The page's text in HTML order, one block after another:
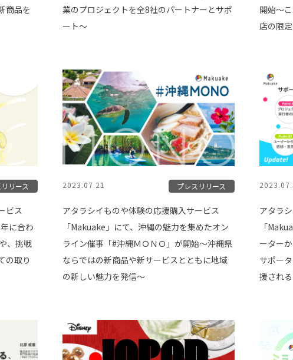
商品を
業のプロジェクトを全8社のパートナーとサポ
ート〜
開始〜
店の限
リース
ビス
に合わ
、挑戦
の取り
2023.07.21 プレスリリース
アタラシイものや体験の応援購入サービス
「Makuake」にて、沖縄の魅力を集めたオン
ライン催事「#️沖縄ＭＯＮＯ」が開始〜沖縄県
ならではの新商品や新サービスとともに地域
の新しい魅力を発信〜
アタラ
「
ーター
サポー
援され